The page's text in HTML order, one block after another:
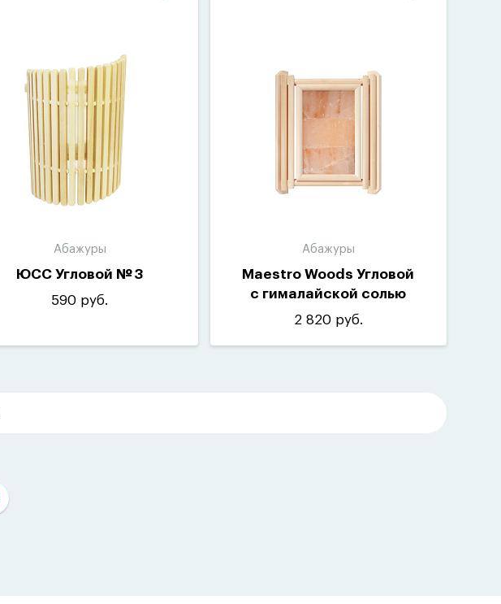
Абажуры
ЮСС Угловой № 3
590 руб.
Абажуры
Maestro Woods Угловой
с гималайской солью
АУЕ-3П
2 820 руб.